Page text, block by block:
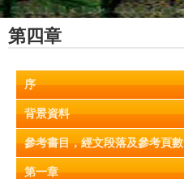
第四章
序
背景資料
參考書目，經文段落及參考頁數
第一章